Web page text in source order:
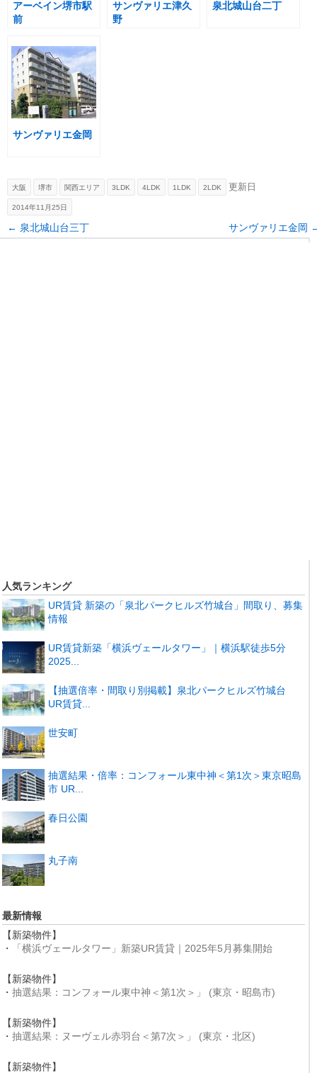
アーベイン堺市駅
前
サンヴァリエ津久
野
泉北城山台二丁
サンヴァリエ金岡
大阪 堺市 関西エリア 3LDK 4LDK 1LDK 2LDK 更新日
2014年11月25日
Post navigation
← 泉北城山台三丁 サンヴァリエ金岡
人気ランキング
UR賃貸 新築の「泉北パークヒルズ竹城台」間取り、募集
情報
UR賃貸新築「横浜ヴェールタワー」｜横浜駅徒歩5分
2025...
【抽選倍率・間取り別掲載】泉北パークヒルズ竹城台
UR賃貸...
世安町
抽選結果・倍率：コンフォール東中神＜第1次＞東京昭島
市 UR...
春日公園
丸子南
最新情報
【新築物件】
・
「横浜ヴェールタワー」新築UR賃貸｜2025年5月募集開始
【新築物件】
・ 抽選結果：コンフォール東中神＜第1次＞」 (東京・昭島市)
【新築物件】
・ 抽選結果：ヌーヴェル赤羽台＜第7次＞」 (東京・北区)
【新築物件】